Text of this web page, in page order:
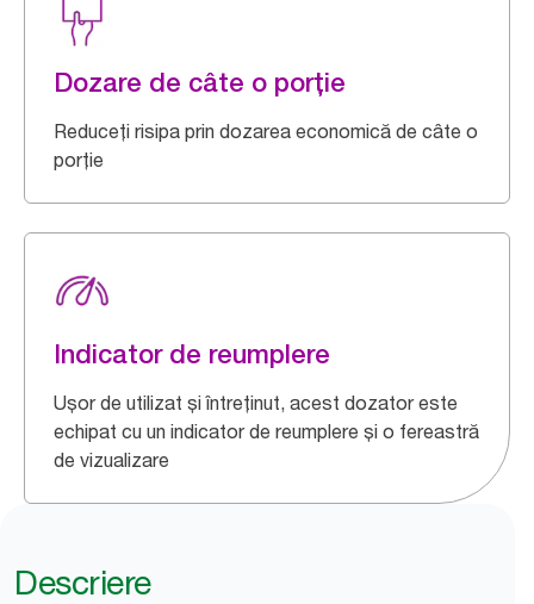
Dozare de câte o porție
Reduceți risipa prin dozarea economică de câte o
porție
Indicator de reumplere
Ușor de utilizat și întreținut, acest dozator este
echipat cu un indicator de reumplere și o fereastră
de vizualizare
Descriere